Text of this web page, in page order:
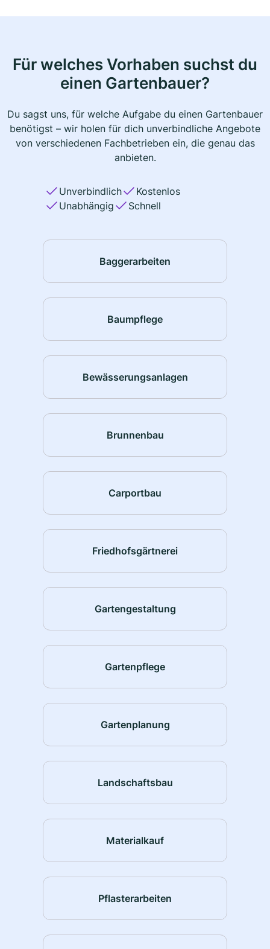
Für welches Vorhaben suchst du
einen Gartenbauer?
Du sagst uns, für welche Aufgabe du einen Gartenbauer
benötigst – wir holen für dich unverbindliche Angebote
von verschiedenen Fachbetrieben ein, die genau das
anbieten.
Unverbindlich
Kostenlos
Unabhängig
Schnell
Baggerarbeiten
Baumpflege
Bewässerungsanlagen
Brunnenbau
Carportbau
Friedhofsgärtnerei
Gartengestaltung
Gartenpflege
Gartenplanung
Landschaftsbau
Materialkauf
Pflasterarbeiten